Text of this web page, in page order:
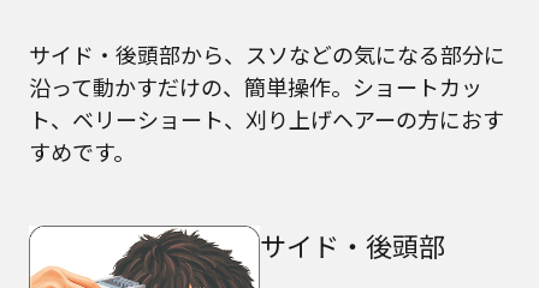
サイド・後頭部から、スソなどの気になる部分に
沿って動かすだけの、簡単操作。ショートカッ
ト、ベリーショート、刈り上げヘアーの方におす
すめです。
サイド・後頭部